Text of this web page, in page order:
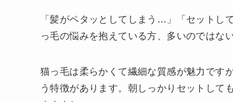
「髪がペタッとしてしまう…」「セット
っ毛の悩みを抱えている方、多いのではな
猫っ毛は柔らかくて繊細な質感が魅力です
う特徴があります。朝しっかりセットして